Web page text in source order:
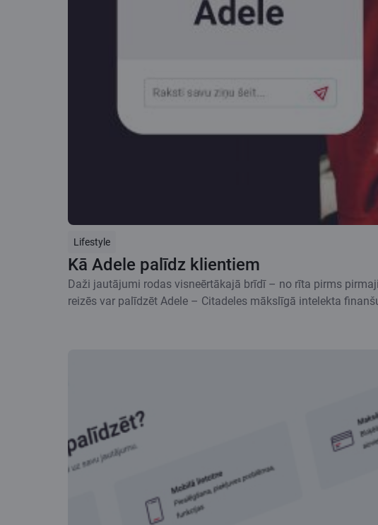
Lifestyle
Kā Adele palīdz klientiem
Daži jautājumi rodas visneērtākajā brīdī – no rīta pirms
reizēs var palīdzēt Adele – Citadeles mākslīgā intelekta